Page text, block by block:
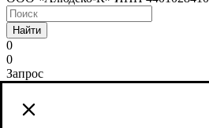
Найти
0
0
Запрос
Сайт использует cookies и сервис
Метрика, предоставляемый